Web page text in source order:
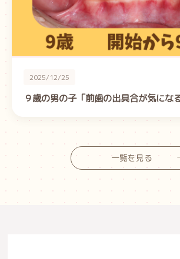
2025/12/25
９歳の男の子「前歯の出具合が気にな
一覧を見る